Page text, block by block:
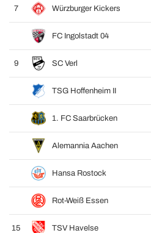
7 Würzburger Kickers
FC Ingolstadt 04
9 SC Verl
TSG Hoffenheim II
1. FC Saarbrücken
Alemannia Aachen
Hansa Rostock
Rot-Weiß Essen
15 TSV Havelse